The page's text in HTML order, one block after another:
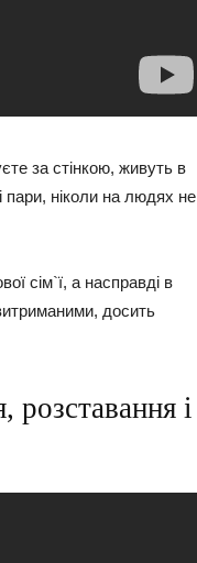
за стінкою, живуть в
пари, ніколи на людях не
сім`ї, а насправді в
досить
і